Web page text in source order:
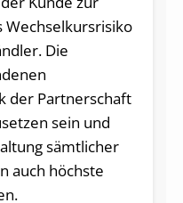
Wechselkursrisiko
Die
der Partnerschaft
sein und
sämtlicher
auch höchste